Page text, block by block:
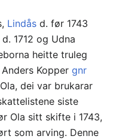
Lindås d. før 1743
1712 og Udna
heitte truleg
Kopper gnr
dei var brukarar
siste
Ola sitt skifte i 1743,
som arving. Denne